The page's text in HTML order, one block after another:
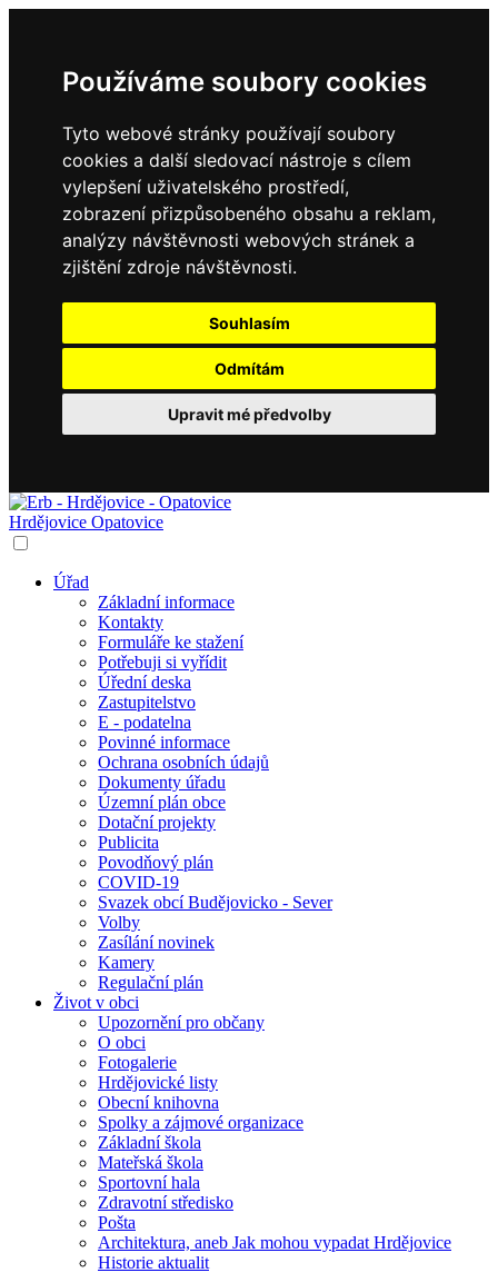
Používáme soubory cookies
Tyto webové stránky používají soubory
cookies a další sledovací nástroje s cílem
vylepšení uživatelského prostředí,
zobrazení přizpůsobeného obsahu a reklam,
analýzy návštěvnosti webových stránek a
zjištění zdroje návštěvnosti.
Souhlasím
Odmítám
Upravit mé předvolby
Hrdějovice Opatovice
Úřad
Základní informace
Kontakty
Formuláře ke stažení
Potřebuji si vyřídit
Úřední deska
Zastupitelstvo
E - podatelna
Povinné informace
Ochrana osobních údajů
Dokumenty úřadu
Územní plán obce
Dotační projekty
Publicita
Povodňový plán
COVID-19
Svazek obcí Budějovicko - Sever
Volby
Zasílání novinek
Kamery
Regulační plán
Život v obci
Upozornění pro občany
O obci
Fotogalerie
Hrdějovické listy
Obecní knihovna
Spolky a zájmové organizace
Základní škola
Mateřská škola
Sportovní hala
Zdravotní středisko
Pošta
Architektura, aneb Jak mohou vypadat Hrdějovice
Historie aktualit